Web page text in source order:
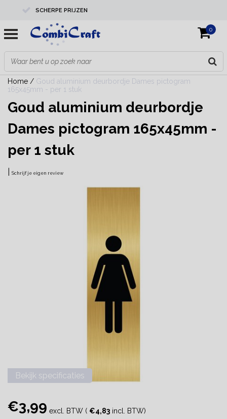
SCHERPE PRIJZEN
PROFESSIONELE KWALITEIT
EXPERTS IN MAATWERK
0
Home / Goud aluminium deurbordje Dames pictogram
165x45mm - per 1 stuk
Goud aluminium deurbordje
Dames pictogram 165x45mm -
per 1 stuk
Schrijf je eigen review
Bekijk specificaties
€3,99 excl. BTW ( €4,83 incl. BTW)